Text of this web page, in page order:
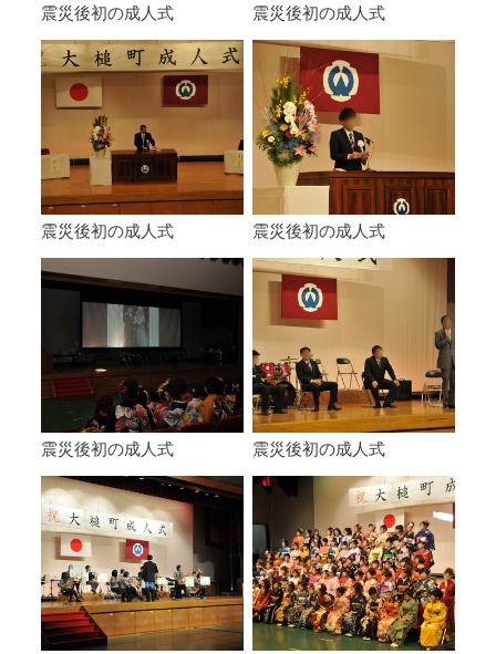
震災後初の成人式 震災後初の成人式
震災後初の成人式 震災後初の成人式
震災後初の成人式 震災後初の成人式